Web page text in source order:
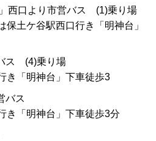
西口より市営バス (1)乗り場
保土ケ谷駅西口行き「明神台」
ス (4)乗り場
き「明神台」下車徒歩3
バス
き「明神台」下車徒歩3分